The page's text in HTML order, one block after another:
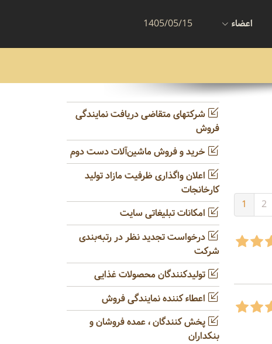
اعضاء 1405/05/15
1 2
شرکتهای متقاضی دریافت نمایندگی
فروش
خرید و فروش ماشین‌آلات دست دوم
اعلان واگذاری ظرفیت مازاد تولید
کارخانجات
امکانات تبلیغاتی سایت
درخواست تجدید نظر در رتبه‌بندی
شرکت
تولیدکنندگان محصولات غذایی
اعطاء کننده نمایندگی فروش
پخش کنندگان ، عمده فروشان و
بنکداران